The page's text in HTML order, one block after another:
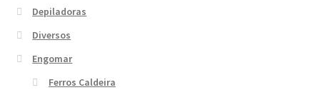
Depiladoras
Diversos
Engomar
Ferros Caldeira